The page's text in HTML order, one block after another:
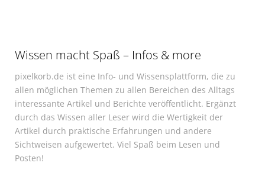
Wissen macht Spaß – Infos & more
pixelkorb.de ist eine Info- und Wissensplattform, die zu
allen möglichen Themen zu allen Bereichen des Alltags
interessante Artikel und Berichte veröffentlicht. Ergänzt
durch das Wissen aller Leser wird die Wertigkeit der
Artikel durch praktische Erfahrungen und andere
Sichtweisen aufgewertet. Viel Spaß beim Lesen und
Posten!